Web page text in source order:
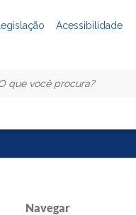
Legislação Acessibilidade
Navegar